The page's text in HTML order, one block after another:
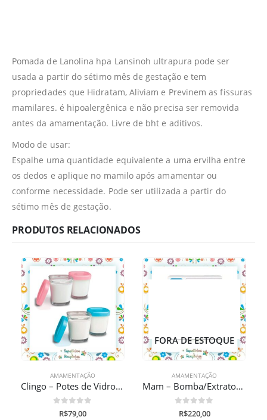
Pomada de Lanolina hpa Lansinoh ultrapura pode ser
usada a partir do sétimo mês de gestação e tem
propriedades que Hidratam, Aliviam e Previnem as fissuras
mamilares. é hipoalergênica e não precisa ser removida
antes da amamentação. Livre de bht e aditivos.
Modo de usar:
Espalhe uma quantidade equivalente a uma ervilha entre
os dedos e aplique no mamilo após amamentar ou
conforme necessidade. Pode ser utilizada a partir do
sétimo mês de gestação.
PRODUTOS RELACIONADOS
AMAMENTAÇÃO
Clingo – Potes de Vidro Para Armazenamento de Leite Materno
de 5
R$79,00
FORA DE ESTOQUE
AMAMENTAÇÃO
Mam – Bomba/Extrator de leite Manual Breast Pump
0de 5
R$220,00